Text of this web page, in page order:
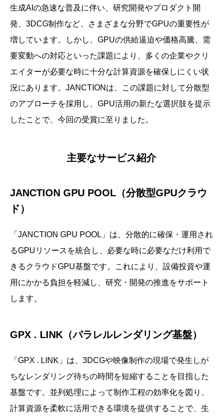
生成AIの急速な普及に伴い、研究開発やプロダクト開
発、3DCG制作など、さまざまな分野でGPUの重要性が
増しています。しかし、GPUの供給逼迫や価格高騰、需
要変動への対応といった課題により、多くの企業やクリ
エイターが必要な時に十分な計算資源を確保しにくい状
況にあります。JANCTIONは、この課題に対して分散型
のアプローチを採用し、GPU活用の新たな選択肢を提示
したことで、今回の受賞に至りました。
主要なサービス紹介
JANCTION GPU POOL（分散型GPUクラウ
ド）
「JANCTION GPU POOL」は、分散的に確保・運用され
るGPUリソースを統合し、必要な時に必要なだけ利用で
きるクラウドGPU基盤です。これにより、設備投資や運
用にかかる負担を軽減し、研究・開発の推進をサポート
します。
GPX . LINK（パラレルレンダリング基盤）
「GPX . LINK」は、3DCGや映像制作の現場で発生しが
ちなレンダリング待ちの時間を短縮することを目指した
基盤です。並列処理によって制作工程の効率化を図り、
計算資源を柔軟に活用できる環境を提供することで、生